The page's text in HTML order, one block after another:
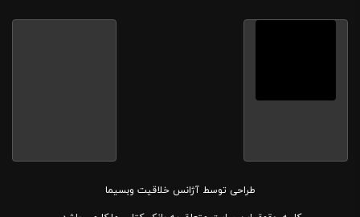
طراحی توسطآژانس خلاقیت وبسیما